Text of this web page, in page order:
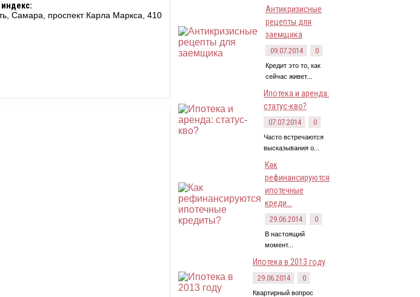
Самара, проспект Карла Маркса, 410
Антикризисные
рецепты для
заемщика
09.07.2014 0
Кредит это то, как
сейчас живет...
Ипотека и аренда:
статус-кво?
07.07.2014 0
Часто встречаются
высказывания о...
Как
рефинансируются
ипотечные
креди...
29.06.2014 0
В настоящий
момент...
Ипотека в 2013 году
29.06.2014 0
Квартирный вопрос